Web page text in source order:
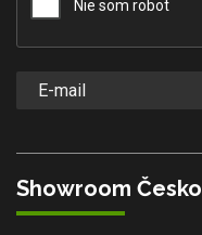
Showroom Česko